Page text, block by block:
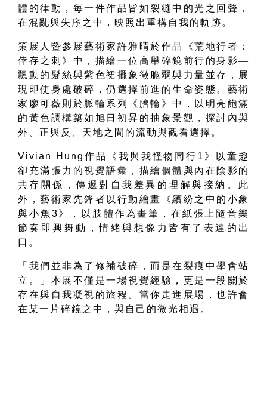
體的律動，每一件作品皆如裂縫中的光之回聲，
在混亂與失序之中，映照出重構自我的軌跡。
策展人暨參展藝術家許雅晴於作品《荒地行者：
倖存之刺》中，描繪一位高舉碎鏡前行的身影—
飄動的髮絲與紫色裙擺象徵脆弱與力量並存，展
現即使身處破碎，仍選擇前進的生命姿態。藝術
家廖可薇則於脈輪系列《臍輪》中，以明亮飽滿
的黃色調構築如旭日初昇的抽象景觀，探討內與
外、正與反、天地之間的流動與觀看選擇。
Vivian Hung 作品《我與我怪物同行 1 》以童趣
卻充滿張力的視覺語彙，描繪個體與內在陰影的
共存關係，傳遞對自我差異的理解與接納。此
外，藝術家先鋒者以行動繪畫《繽紛之中的小象
與小魚 3》，以肢體作為畫筆，在紙張上隨音樂
節奏即興舞動，情緒與想像力皆有了表達的出
口。
「我們並非為了修補破碎，而是在裂痕中學會站
立。」本展不僅是一場視覺經驗，更是一段關於
存在與自我凝視的旅程。當你走進展場，也許會
在某一片碎鏡之中，與自己的微光相遇。